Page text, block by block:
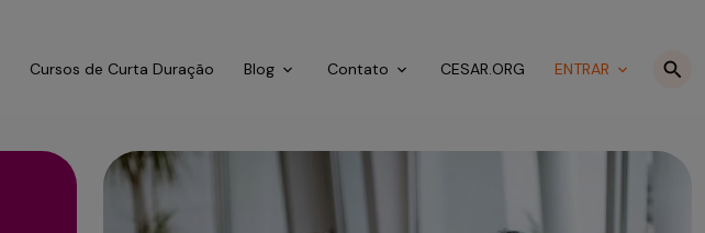
Cursos de Curta Duração Blog Contato CESAR.ORG ENTRAR